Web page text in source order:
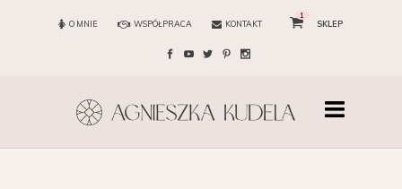
O MNIE WSPÓŁPRACA KONTAKT
1
SKLEP